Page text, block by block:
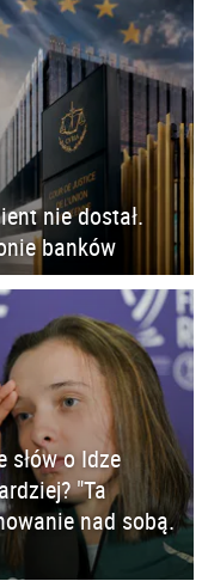
nie dostał.
banków
słów o Idze
"Ta
nad sobą.